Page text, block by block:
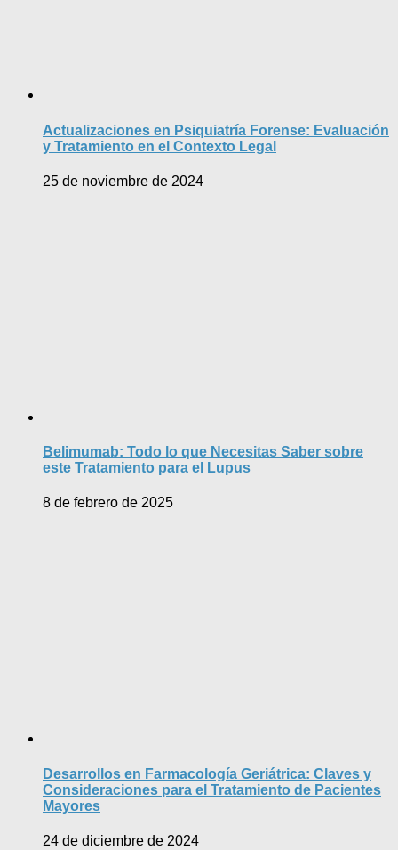
Actualizaciones en Psiquiatría Forense: Evaluación
y Tratamiento en el Contexto Legal
25 de noviembre de 2024
Belimumab: Todo lo que Necesitas Saber sobre
este Tratamiento para el Lupus
8 de febrero de 2025
Desarrollos en Farmacología Geriátrica: Claves y
Consideraciones para el Tratamiento de Pacientes
Mayores
24 de diciembre de 2024